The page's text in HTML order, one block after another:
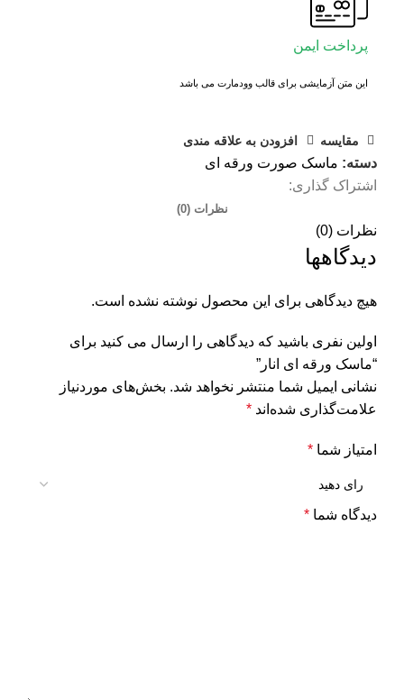
پرداخت ایمن
این متن آزمایشی برای قالب وودمارت می باشد
مقايسه افزودن به علاقه مندی
دسته: ماسک صورت ورقه ای
اشتراک گذاری:
نظرات (0)
نظرات (0)
دیدگاهها
هیچ دیدگاهی برای این محصول نوشته نشده است.
اولین نفری باشید که دیدگاهی را ارسال می کنید برای
“ماسک ورقه ای انار”
نشانی ایمیل شما منتشر نخواهد شد. بخش‌های موردنیاز
علامت‌گذاری شده‌اند *
امتیاز شما *
دیدگاه شما *